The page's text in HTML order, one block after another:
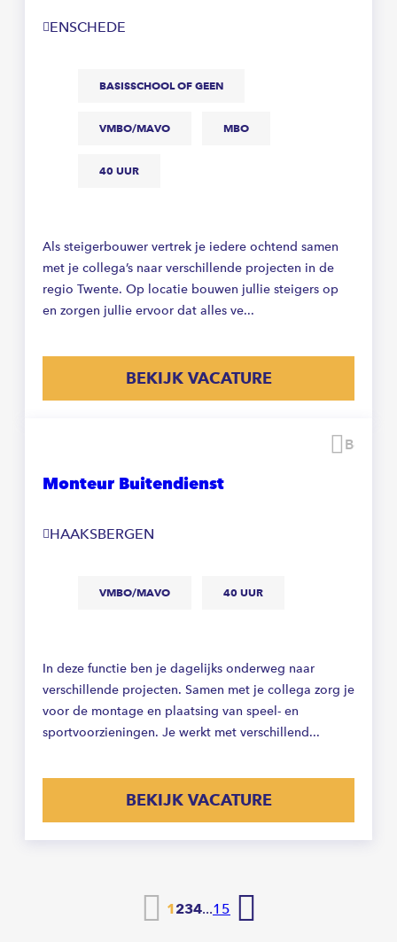
ENSCHEDE
BASISSCHOOL OF GEEN
VMBO/MAVO MBO
40 UUR
Als steigerbouwer vertrek je iedere ochtend samen
met je collega’s naar verschillende projecten in de
regio Twente. Op locatie bouwen jullie steigers op
en zorgen jullie ervoor dat alles ve...
BEKIJK VACATURE
Monteur Buitendienst
HAAKSBERGEN
VMBO/MAVO 40 UUR
In deze functie ben je dagelijks onderweg naar
verschillende projecten. Samen met je collega zorg je
voor de montage en plaatsing van speel- en
sportvoorzieningen. Je werkt met verschillend...
BEKIJK VACATURE
Vorige
1234...15